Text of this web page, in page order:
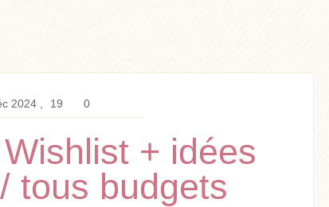
2024 19 0
+ idées
tous budgets